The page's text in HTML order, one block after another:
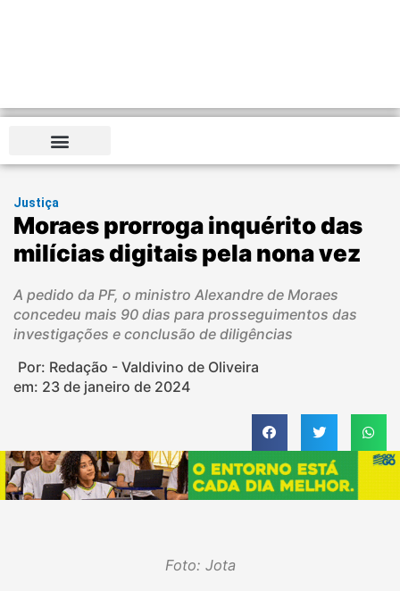
Justiça
Moraes prorroga inquérito das
milícias digitais pela nona vez
A pedido da PF, o ministro Alexandre de Moraes
concedeu mais 90 dias para prosseguimentos das
investigações e conclusão de diligências
Por: Redação - Valdivino de Oliveira
em: 23 de janeiro de 2024
Foto: Jota